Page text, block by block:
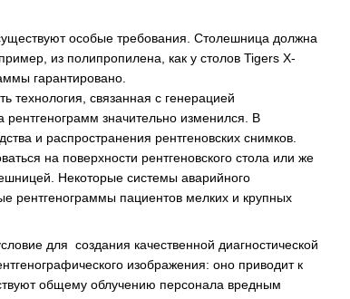
особые требования. Столешница должна
из полипропилена, как у столов Tigers X-
гарантировано.
технология, связанная с генерацией
рентгенограмм значительно изменился. В
и распространения рентгеновских снимков.
на поверхности рентгеновского стола или же
Некоторые системы аварийного
рентгенограммы пациентов мелких и крупных
для создания качественной диагностической
изображения: оно приводит к
общему облучению персонала вредным